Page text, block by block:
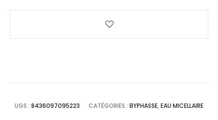
DT.
DT.
UGS : 8436097095223 CATÉGORIES : BYPHASSE, EAU MICELLAIRE